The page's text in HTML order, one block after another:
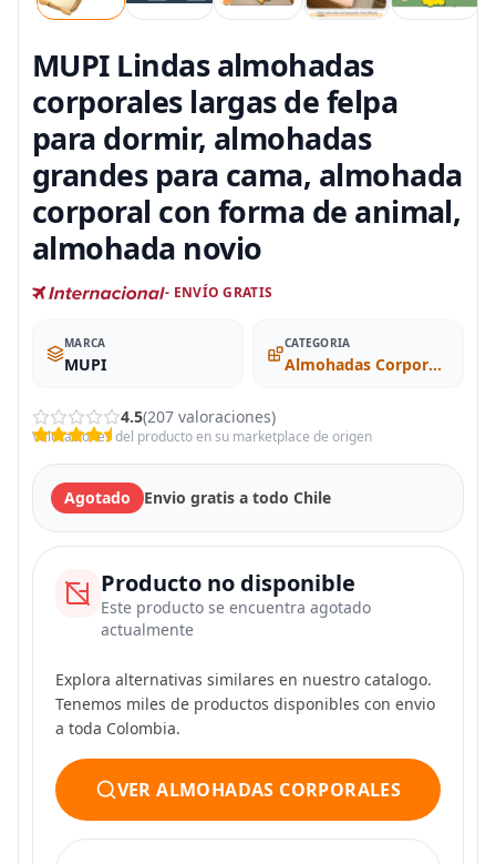
MUPI Lindas almohadas
corporales largas de felpa
para dormir, almohadas
grandes para cama, almohada
corporal con forma de animal,
almohada novio
- ENVÍO GRATIS
MARCA
MUPI
CATEGORIA
Almohadas Corporales
4.5(207 valoraciones)
Valoraciones del producto en su marketplace de origen
Agotado Envio gratis a todo Chile
Producto no disponible
Este producto se encuentra agotado
actualmente
Explora alternativas similares en nuestro catalogo.
Tenemos miles de productos disponibles con envio
a toda Colombia.
VER ALMOHADAS CORPORALES